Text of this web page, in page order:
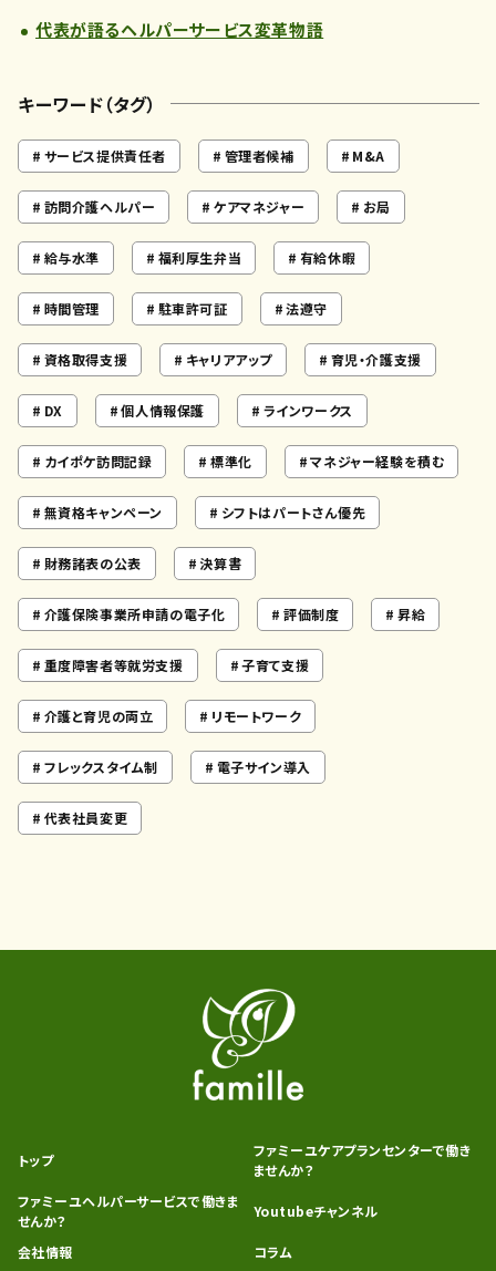
代表が語るヘルパーサービス変革物語
キーワード（タグ）
サービス提供責任者 管理者候補 M&A
訪問介護ヘルパー ケアマネジャー お局
給与水準 福利厚生弁当 有給休暇
時間管理 駐車許可証 法遵守
資格取得支援 キャリアアップ 育児・介護支援
DX 個人情報保護 ラインワークス
カイポケ訪問記録 標準化 マネジャー経験を積む
無資格キャンペーン シフトはパートさん優先
財務諸表の公表 決算書
介護保険事業所申請の電子化 評価制度 昇給
重度障害者等就労支援 子育て支援
介護と育児の両立 リモートワーク
フレックスタイム制 電子サイン導入
代表社員変更
トップ
ファミーユケアプランセンターで働き
ませんか？
ファミーユヘルパーサービスで働きま
せんか？
Youtubeチャンネル
会社情報 コラム